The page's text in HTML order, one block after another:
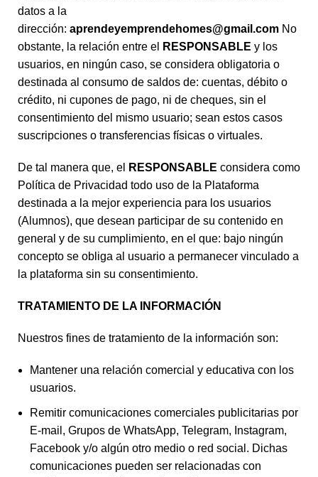
datos a la
dirección: aprendeyemprendehomes@gmail.com No
obstante, la relación entre el
RESPONSABLE y los
usuarios, en ningún caso, se considera obligatoria o
destinada al consumo de saldos de: cuentas, débito o
crédito, ni cupones de pago, ni de cheques, sin el
consentimiento del mismo usuario; sean estos casos
suscripciones o transferencias físicas o virtuales.
De tal manera que, el RESPONSABLE considera como
Política de Privacidad todo uso de la Plataforma
destinada a la mejor experiencia para los usuarios
(Alumnos), que desean participar de su contenido en
general y de su cumplimiento, en el que: bajo ningún
concepto se obliga al usuario a permanecer vinculado a
la plataforma sin su consentimiento.
TRATAMIENTO DE LA INFORMACIÓN
Nuestros fines de tratamiento de la información son:
Mantener una relación comercial y educativa con los
usuarios.
Remitir comunicaciones comerciales publicitarias por
E-mail, Grupos de WhatsApp, Telegram, Instagram,
Facebook y/o algún otro medio o red social. Dichas
comunicaciones pueden ser relacionadas con